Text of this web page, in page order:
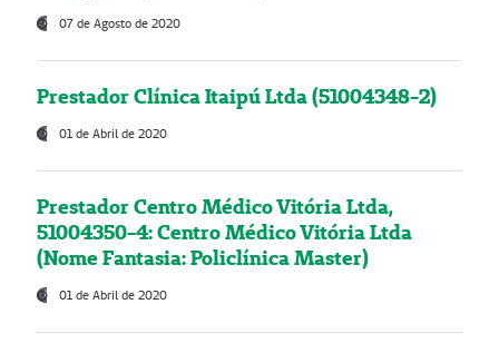
07 de Agosto de 2020
Prestador Clínica Itaipú Ltda (51004348-2)
01 de Abril de 2020
Prestador Centro Médico Vitória Ltda,
51004350-4: Centro Médico Vitória Ltda
(Nome Fantasia: Policlínica Master)
01 de Abril de 2020